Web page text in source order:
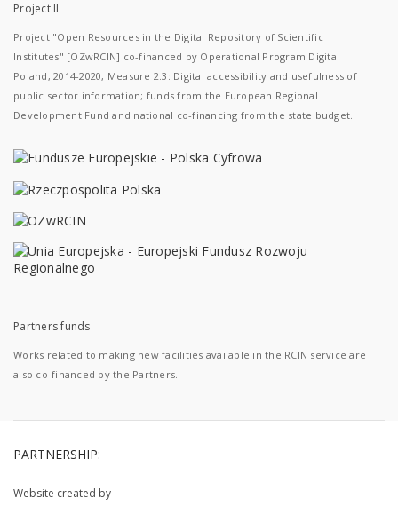
Project II
Project "Open Resources in the Digital Repository of Scientific
Institutes" [OZwRCIN] co-financed by Operational Program Digital
Poland, 2014-2020, Measure 2.3: Digital accessibility and usefulness of
public sector information; funds from the European Regional
Development Fund and national co-financing from the state budget.
Partners funds
Works related to making new facilities available in the RCIN service are
also co-financed by the Partners.
PARTNERSHIP:
Website created by